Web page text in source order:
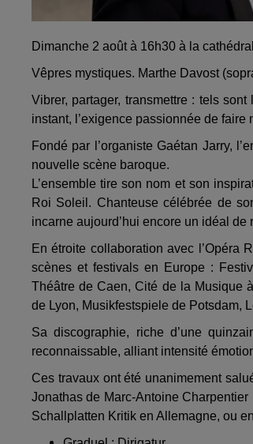
Dimanche 2 août à 16h30 à la
Vêpres mystiques. Marthe Davost
Vibrer, partager, transmettre : tels
instant, l’exigence passionnée de faire
Fondé par l’organiste Gaétan Jarry,
nouvelle scène baroque. ​​
L’ensemble tire son nom et son
Roi Soleil. Chanteuse célébrée de
incarne aujourd’hui encore un idéal de
En étroite collaboration avec l’Opéra
scènes et festivals en Europe :
Théâtre de Caen, Cité de la Musique
de Lyon, Musikfestspiele de Potsdam,
Sa discographie, riche d’une
reconnaissable, alliant intensité
Ces travaux ont été unanimement
Jonathas de Marc-Antoine
Schallplatten Kritik en Allemagne, ou